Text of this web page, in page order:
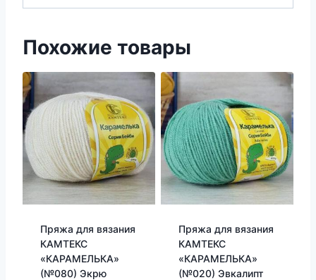
Похожие товары
Пряжа для вязания
КАМТЕКС
«КАРАМЕЛЬКА»
(№080) Экрю
Пряжа для вязания
КАМТЕКС
«КАРАМЕЛЬКА»
(№020) Эвкалипт